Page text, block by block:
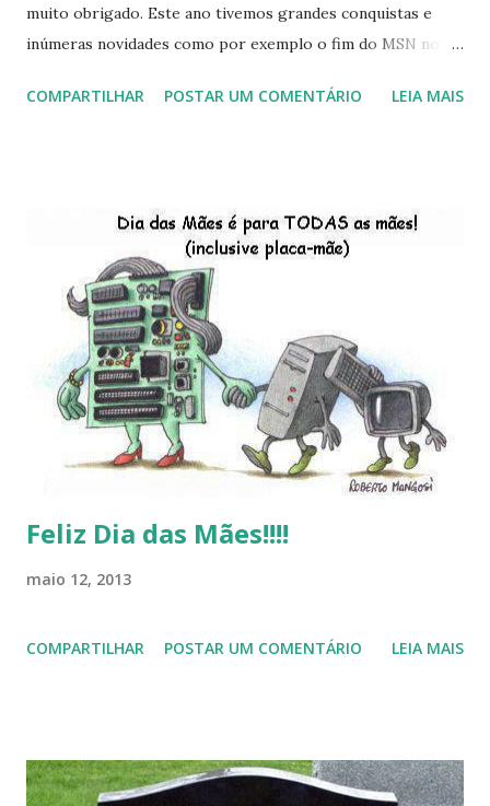
muito obrigado. Este ano tivemos grandes conquistas e
inúmeras novidades como por exemplo o fim do MSN no
do Kaiana que será lançada em 2013, distro nacional , a
do LibreOffice , o IX Latinoware, a Microsoft boicotando o
Linux (como sempre), o lançamento do Windows 8 e a sua
baixa taxa de adesão pelos usuários, entre out ros. Gostaria
de desejar a todos Boas Festas e que em 2013 possamos
estar juntos novamente. Feliz Natal!!!! F eli z 2013 a todos!!!
COMPARTILHAR POSTAR UM COMENTÁRIO LEIA MAIS
Feliz Dia das Mães!!!!
maio 12, 2013
COMPARTILHAR POSTAR UM COMENTÁRIO LEIA MAIS